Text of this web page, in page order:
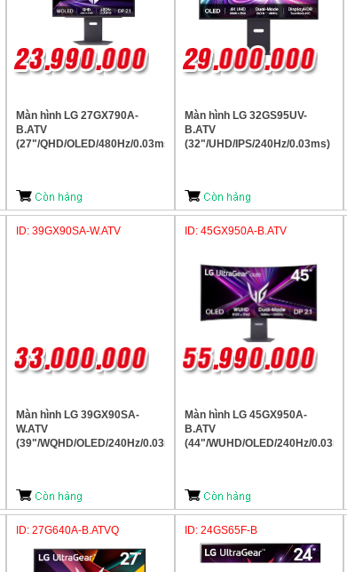
Màn hình LG 27GX790A-
B.ATV
(27"/QHD/OLED/480Hz/0.03ms)
Màn hình LG 32GS95UV-
B.ATV
(32"/UHD/IPS/240Hz/0.03ms)
ID: 39GX90SA-W.ATV
Màn hình LG 39GX90SA-
W.ATV
(39"/WQHD/OLED/240Hz/0.03ms)
ID: 45GX950A-B.ATV
Màn hình LG 45GX950A-
B.ATV
(44"/WUHD/OLED/240Hz/0.03ms)
ID: 27G640A-B.ATVQ ID: 24GS65F-B